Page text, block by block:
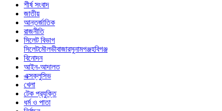
শীর্ষ সংবাদ
জাতীয়
আন্তর্জাতিক
রাজনীতি
সিলেট বিভাগ
সিলেটমৌলভীবাজারসুনামগঞ্জহবিগঞ্জ
বিনোদন
আইন-আদালত
এক্সক্লুসিভ
খেলা
টেক প্রযুক্তি
ধর্ম ও পাতা